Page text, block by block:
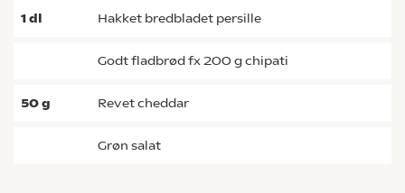
1dl hakket bredbladet persille
godt fladbrød fx 200 g chipati
50g revet cheddar
grøn salat